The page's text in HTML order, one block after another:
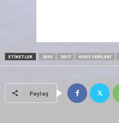
ETIKETLER 2016 2017 KURS VERILERI
Paylaş